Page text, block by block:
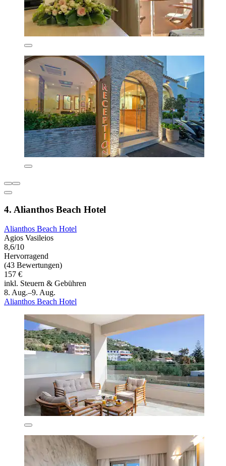
4. Alianthos Beach Hotel
Alianthos Beach Hotel
Agios Vasileios
8,6/10
Hervorragend
(43 Bewertungen)
157 €
inkl. Steuern & Gebühren
8. Aug.–9. Aug.
Alianthos Beach Hotel